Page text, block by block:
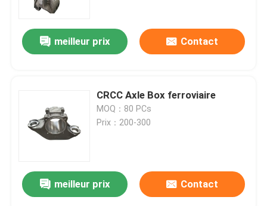
meilleur prix Contact
CRCC Axle Box ferroviaire
MOQ：80 PCs
Prix：200-300
meilleur prix Contact